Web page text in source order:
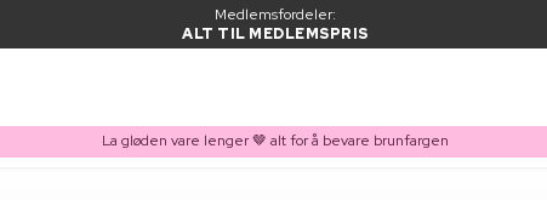
Medlemsfordeler:
ALT TIL MEDLEMSPRIS
La gløden vare lenger 🤎 alt for å bevare brunfargen